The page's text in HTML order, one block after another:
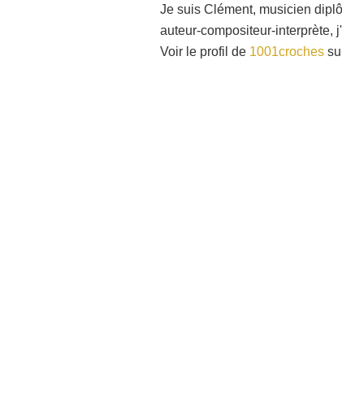
Je suis Clément, musicien
auteur-compositeur-interprète,
Voir le profil de 1001croches